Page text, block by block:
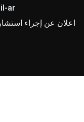
ar
اعلان عن إجراء استشارة